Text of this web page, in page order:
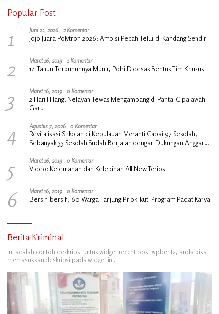
Popular Post
1 Juni 22, 2026 2 Komentar
Jojo Juara Polytron 2026: Ambisi Pecah Telur di Kandang Sendiri
2 Maret 16, 2019 1 Komentar
14 Tahun Terbunuhnya Munir, Polri Didesak Bentuk Tim Khusus
3 Maret 16, 2019 0 Komentar
2 Hari Hilang, Nelayan Tewas Mengambang di Pantai Cipalawah
Garut
4 Agustus 7, 2026 0 Komentar
Revitalisasi Sekolah di Kepulauan Meranti Capai 97 Sekolah,
Sebanyak 33 Sekolah Sudah Berjalan dengan Dukungan Anggaran
5 Maret 16, 2019 0 Komentar
Video: Kelemahan dan Kelebihan All New Terios
6 Maret 16, 2019 0 Komentar
Bersih-bersih, 60 Warga Tanjung Priok Ikuti Program Padat Karya
Berita Kriminal
Ini adalah contoh deskripsi untuk widget recent post wpberita, anda bisa
memasukkan deskripsi pada widget ini.